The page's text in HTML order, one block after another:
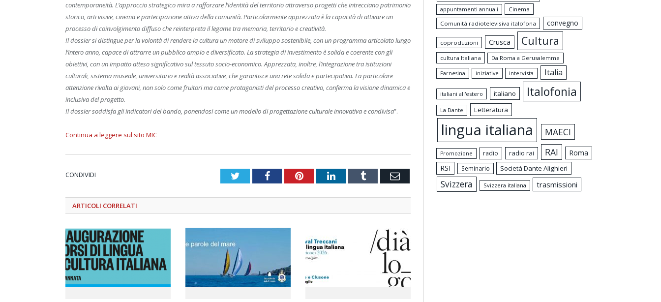
contemporaneità. L’approccio strategico mira a rafforzare l’identità del territorio attraverso progetti che intrecciano patrimonio
storico, arti visive, cinema e partecipazione attiva della comunità. Particolarmente apprezzata è la capacità di attivare un
processo di coinvolgimento diffuso che reinterpreta il legame tra memoria, territorio e creatività.
Il dossier si distingue per la volontà di rendere la cultura un motore di sviluppo sostenibile, con un programma articolato lungo
l’intero anno, capace di attrarre un pubblico ampio e diversificato. La strategia di investimento è solida e coerente con gli
obiettivi, con un impatto atteso significativo sul tessuto socio-economico.Apprezzata, inoltre, l’integrazione tra istituzioni
culturali, sistema museale, universitario e realtà associative, che garantisce una rete solida e partecipativa. La particolare
attenzione rivolta ai giovani, non solo come fruitori ma come protagonisti del processo creativo, conferma la visione dinamica e
inclusiva del progetto.
Il dossier soddisfa gli indicatori del bando, ponendosi come un modello di progettazione culturale innovativa e condivisa”.
Continua a leggere sul sito MIC
CONDIVIDI TwitterFacebookPinterestLinkedInTumblr Email
ARTICOLI CORRELATI
appuntamenti annuali
Cinema
Comunità radiotelevisiva italofona
convegno
coproduzioni Crusca Cultura
cultura Italiana Da Roma a Gerusalemme
Farnesina iniziative intervista Italia
italiani all'estero italiano Italofonia
La Dante Letteratura
lingua italiana MAECI
Promozione radio radio rai RAI
Roma
RSI
Seminario Società Dante Alighieri
Svizzera Svizzera italiana trasmissioni